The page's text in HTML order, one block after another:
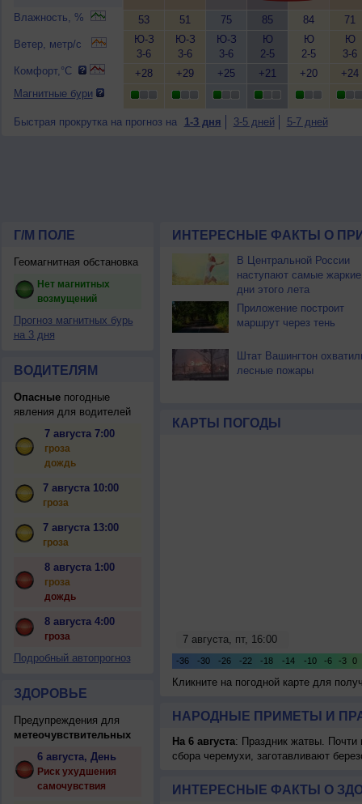
Влажность, %
Ветер, метр/с
Комфорт,°C
Магнитные бури
53
Ю-З
3-6
+28
51
Ю-З
3-6
+29
75
Ю-З
3-6
+25
85
Ю
2-5
+21
84
Ю
2-5
+20
71
Ю
3-6
+24
Быстрая прокрутка на прогноз на 1-3 дня 3-5 дней 5-7 дней
Г/М ПОЛЕ
Геомагнитная обстановка
Нет магнитных
возмущений
Прогноз магнитных бурь
на 3 дня
ВОДИТЕЛЯМ
Опасныепогодные
явления для водителей
7 августа 7:00
гроза
дождь
7 августа 10:00
гроза
7 августа 13:00
гроза
8 августа 1:00
гроза
дождь
8 августа 4:00
гроза
Подробный автопрогноз
ЗДОРОВЬЕ
Предупреждения для
метеочувствительных
6 августа, День
Риск ухудшения
самочувствия
ИНТЕРЕСНЫЕ ФАКТЫ О
В Центральной России
наступают самые жаркие
дни этого лета
Приложение построит
маршрут через тень
Штат Вашингтон
лесные пожары
КАРТЫ ПОГОДЫ
Кликните на погодной карте для
НАРОДНЫЕ ПРИМЕТЫ И
На 6 августа: Праздник жатвы. Почти
сбора черемухи, заготавливают
ИНТЕРЕСНЫЕ ФАКТЫ О